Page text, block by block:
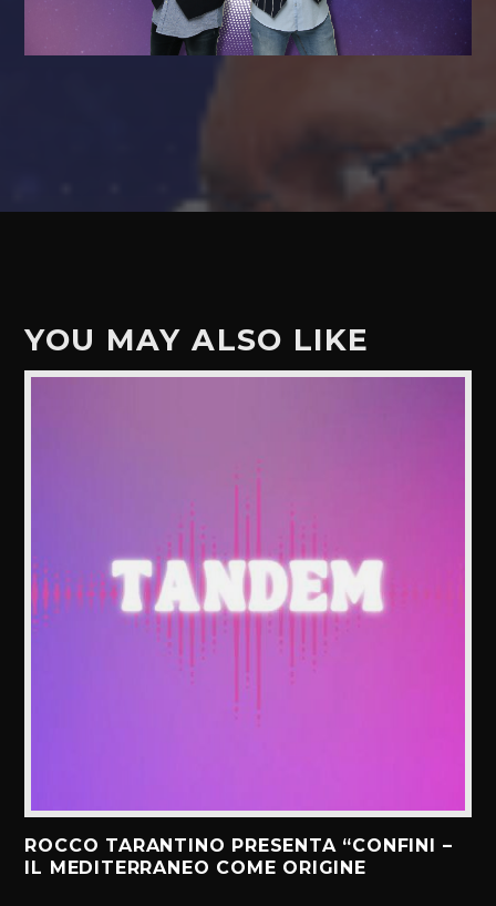
YOU MAY ALSO LIKE
ROCCO TARANTINO PRESENTA “CONFINI –
IL MEDITERRANEO COME ORIGINE